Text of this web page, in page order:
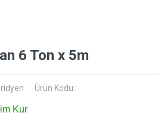
6 Ton x 5m
Ürün Kodu:
Kur